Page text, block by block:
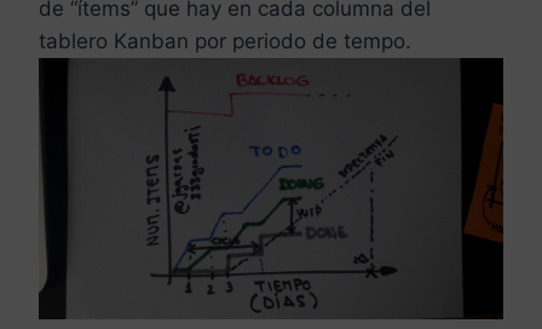
de “ítems” que hay en cada columna del
tablero Kanban por periodo de tempo.